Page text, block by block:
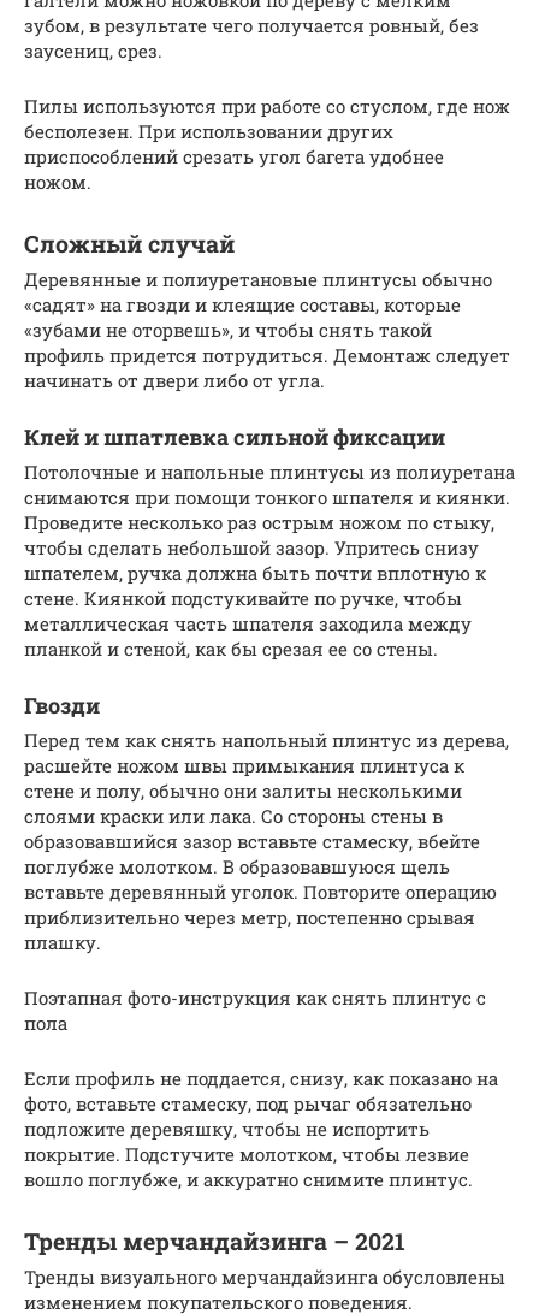
зубом, в результате чего получается ровный, без
заусениц, срез.
Пилы используются при работе со стуслом, где нож
бесполезен. При использовании других
приспособлений срезать угол багета удобнее
ножом.
Сложный случай
Деревянные и полиуретановые плинтусы обычно
«садят» на гвозди и клеящие составы, которые
«зубами не оторвешь», и чтобы снять такой
профиль придется потрудиться. Демонтаж следует
начинать от двери либо от угла.
Клей и шпатлевка сильной фиксации
Потолочные и напольные плинтусы из полиуретана
снимаются при помощи тонкого шпателя и киянки.
Проведите несколько раз острым ножом по стыку,
чтобы сделать небольшой зазор. Упритесь снизу
шпателем, ручка должна быть почти вплотную к
стене. Киянкой подстукивайте по ручке, чтобы
металлическая часть шпателя заходила между
планкой и стеной, как бы срезая ее со стены.
Гвозди
Перед тем как снять напольный плинтус из дерева,
расшейте ножом швы примыкания плинтуса к
стене и полу, обычно они залиты несколькими
слоями краски или лака. Со стороны стены в
образовавшийся зазор вставьте стамеску, вбейте
поглубже молотком. В образовавшуюся щель
вставьте деревянный уголок. Повторите операцию
приблизительно через метр, постепенно срывая
плашку.
Поэтапная фото-инструкция как снять плинтус с
пола
Если профиль не поддается, снизу, как показано на
фото, вставьте стамеску, под рычаг обязательно
подложите деревяшку, чтобы не испортить
покрытие. Подстучите молотком, чтобы лезвие
вошло поглубже, и аккуратно снимите плинтус.
Тренды мерчандайзинга – 2021
Тренды визуального мерчандайзинга обусловлены
изменением покупательского поведения.